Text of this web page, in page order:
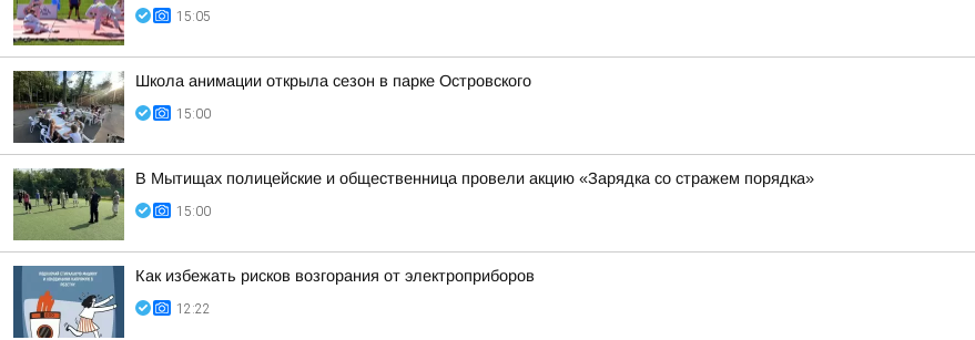
15:05
Школа анимации открыла сезон в парке Островского
15:00
В Мытищах полицейские и общественница провели акцию «Зарядка со стражем порядка»
15:00
Как избежать рисков возгорания от электроприборов
12:22